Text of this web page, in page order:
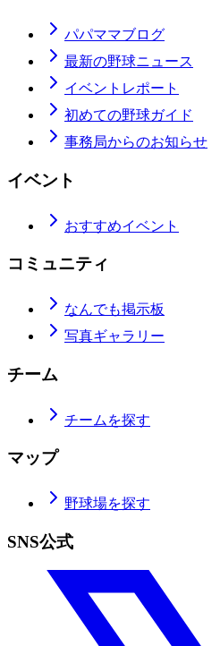
パパママブログ
最新の野球ニュース
イベントレポート
初めての野球ガイド
事務局からのお知らせ
イベント
おすすめイベント
コミュニティ
なんでも掲示板
写真ギャラリー
チーム
チームを探す
マップ
野球場を探す
SNS公式